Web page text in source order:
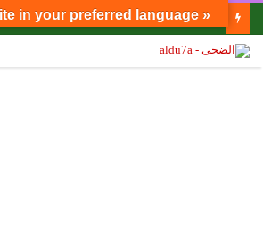
الدكتور فاروق الباز يكتب: نصنع غذاءنا بأنفسنا!
« Browse the site in your preferred language »